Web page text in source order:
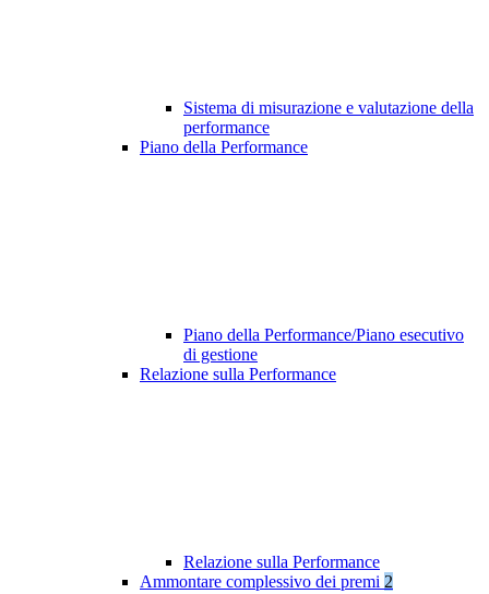
Sistema di misurazione e valutazione della
performance
Piano della Performance
Piano della Performance/Piano esecutivo
di gestione
Relazione sulla Performance
Relazione sulla Performance
Ammontare complessivo dei premi 2